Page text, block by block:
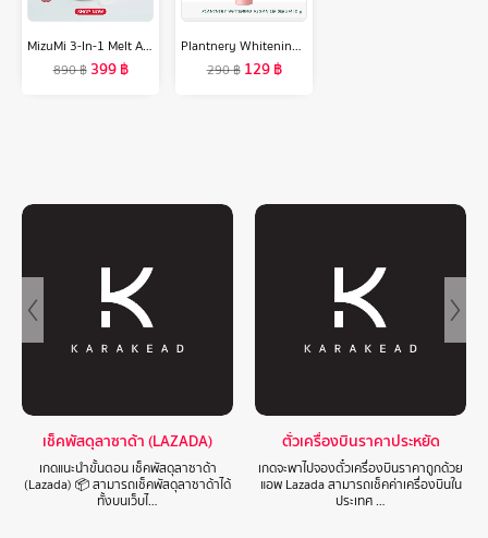
MizuMi 3-In-1 Melt Away Cleansing Balm 60 ml คลีนซิ่งบาล์ม เนื้อเนียนนุ่ม ล้างเครื่องสำอางกันน้ำ อ่อนโยน พร้อมบำรุงผิว
890฿ 399฿
Plantnery Whitening Vegan Lip Serum 10 g
290฿ 129฿
เช็คพัสดุลาซาด้า (LAZADA)
เกดแนะนำขั้นตอน เช็คพัสดุลาซาด้า
(Lazada) 📦 สามารถเช็คพัสดุลาซาด้าได้
ทั้งบนเว็บไ…
ตั๋วเครื่องบินราคาประหยัด
เกดจะพาไปจองตั๋วเครื่องบินราคาถูกด้วย
แอพ Lazada สามารถเช็คค่าเครื่องบินใน
ประเทศ …